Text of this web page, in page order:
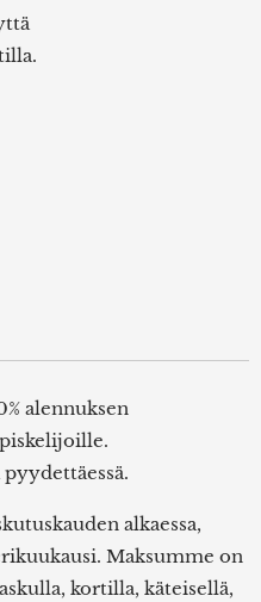
alennuksen
alkaessa,
Maksumme on
kortilla, käteisellä,